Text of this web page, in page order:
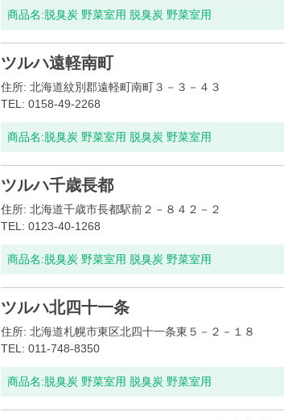
商品名:脱臭炭 野菜室用 脱臭炭 野菜室用
ツルハ遠軽南町
住所: 北海道紋別郡遠軽町南町３－３－４３
TEL: 0158-49-2268
商品名:脱臭炭 野菜室用 脱臭炭 野菜室用
ツルハ千歳長都
住所: 北海道千歳市長都駅前２－８４２－２
TEL: 0123-40-1268
商品名:脱臭炭 野菜室用 脱臭炭 野菜室用
ツルハ北四十一条
住所: 北海道札幌市東区北四十一条東５－２－１８
TEL: 011-748-8350
商品名:脱臭炭 野菜室用 脱臭炭 野菜室用